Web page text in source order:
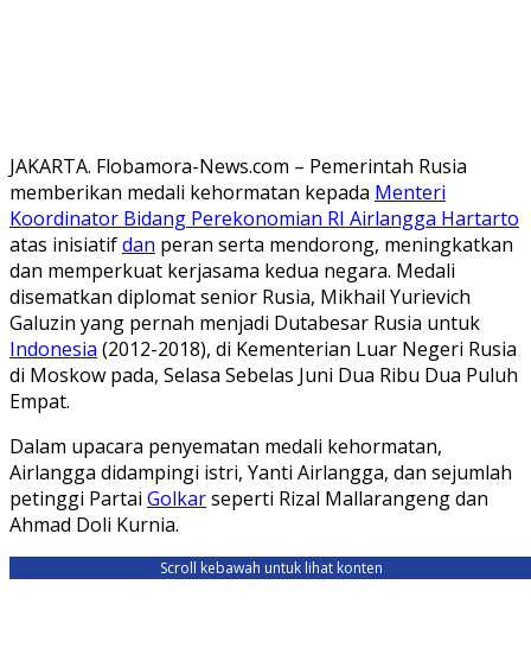
JAKARTA. Flobamora-News.com – Pemerintah Rusia
memberikan medali kehormatan kepada Menteri
Koordinator Bidang Perekonomian RI Airlangga Hartarto
atas inisiatifdan peran serta mendorong, meningkatkan
dan memperkuat kerjasama kedua negara. Medali
disematkan diplomat senior Rusia, Mikhail Yurievich
Galuzin yang pernah menjadi Dutabesar Rusia untuk
Indonesia (2012-2018), di Kementerian Luar Negeri Rusia
di Moskow pada, Selasa Sebelas Juni Dua Ribu Dua Puluh
Empat.
Dalam upacara penyematan medali kehormatan,
Airlangga didampingi istri, Yanti Airlangga, dan sejumlah
petinggi Partai Golkarseperti Rizal Mallarangeng dan
Ahmad Doli Kurnia.
Scroll kebawah untuk lihat konten